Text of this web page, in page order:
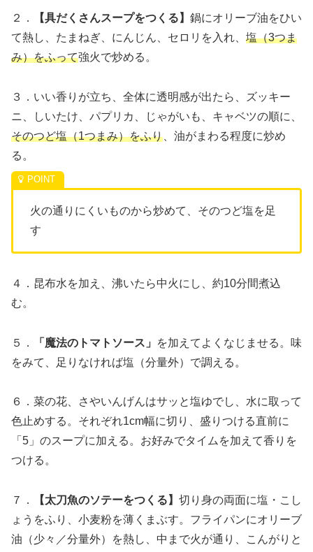
２． 【具だくさんスープをつくる】 鍋にオリーブ油をひい
て熱し、たまねぎ、にんじん、セロリを入れ、 塩（3つま
み）をふって強火で炒める。
３．いい香りが立ち、全体に透明感が出たら、ズッキー
ニ、しいたけ、パプリカ、じゃがいも、キャベツの順に、
そのつど塩（1つまみ）をふり 、油がまわる程度に炒め
る。
火の通りにくいものから炒めて、そのつど塩を足
す
４．昆布水を加え、沸いたら中火にし、約10分間煮込
む。
５． 「魔法のトマトソース」
を加えてよくなじませる。味
をみて、足りなければ塩（分量外）で調える。
６．菜の花、さやいんげんはサッと塩ゆでし、水に取って
色止めする。それぞれ1cm幅に切り、盛りつける直前に
「5」のスープに加える。お好みでタイムを加えて香りを
つける。
７． 【太刀魚のソテーをつくる】 切り身の両面に塩・こし
ょうをふり、小麦粉を薄くまぶす。フライパンにオリーブ
油（少々／分量外）を熱し、中まで火が通り、こんがりと